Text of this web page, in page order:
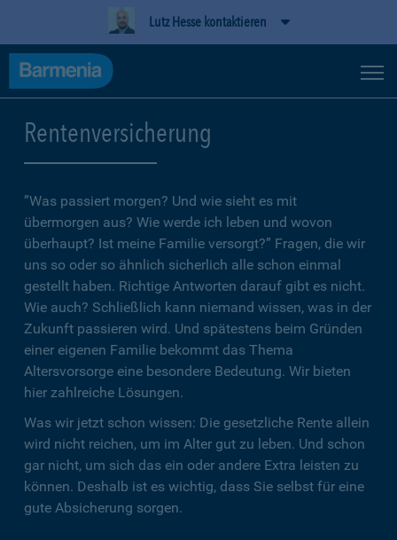
Lutz Hesse kontaktieren
Rentenversicherung
”Was passiert morgen? Und wie sieht es mit
übermorgen aus? Wie werde ich leben und wovon
überhaupt? Ist meine Familie versorgt?” Fragen, die wir
uns so oder so ähnlich sicherlich alle schon einmal
gestellt haben. Richtige Antworten darauf gibt es nicht.
Wie auch? Schließlich kann niemand wissen, was in der
Zukunft passieren wird. Und spätestens beim Gründen
einer eigenen Familie bekommt das Thema
Altersvorsorge eine besondere Bedeutung. Wir bieten
hier zahlreiche Lösungen.
Was wir jetzt schon wissen: Die gesetzliche Rente allein
wird nicht reichen, um im Alter gut zu leben. Und schon
gar nicht, um sich das ein oder andere Extra leisten zu
können. Deshalb ist es wichtig, dass Sie selbst für eine
gute Absicherung sorgen.